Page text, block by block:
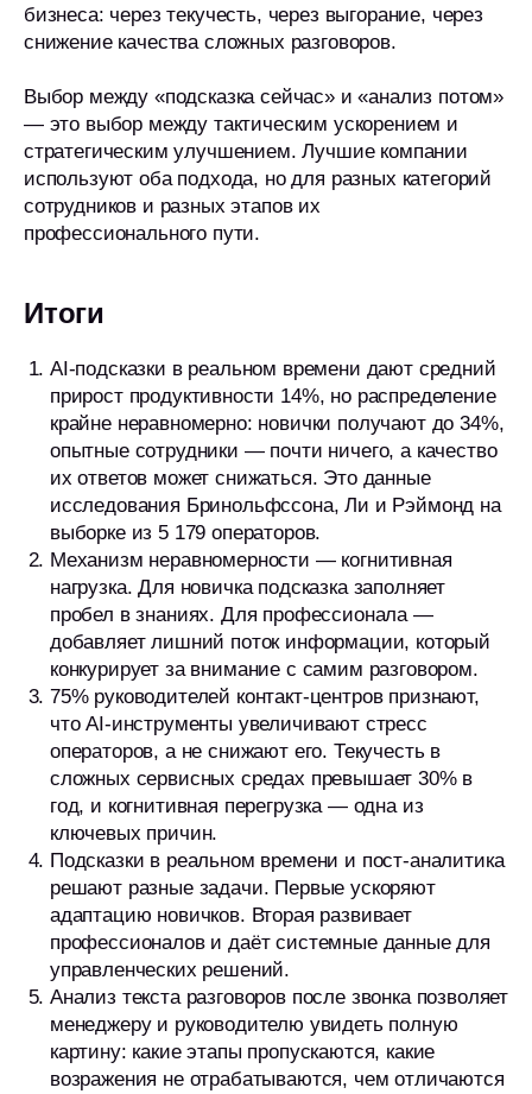
бизнеса: через текучесть, через выгорание, через
снижение качества сложных разговоров.
Выбор между «подсказка сейчас» и «анализ потом»
— это выбор между тактическим ускорением и
стратегическим улучшением. Лучшие компании
используют оба подхода, но для разных категорий
сотрудников и разных этапов их
профессионального пути.
Итоги
AI-подсказки в реальном времени дают средний
прирост продуктивности 14%, но распределение
крайне неравномерно: новички получают до 34%,
опытные сотрудники — почти ничего, а качество
их ответов может снижаться. Это данные
исследования Бринольфссона, Ли и Рэймонд на
выборке из 5 179 операторов.
Механизм неравномерности — когнитивная
нагрузка. Для новичка подсказка заполняет
пробел в знаниях. Для профессионала —
добавляет лишний поток информации, который
конкурирует за внимание с самим разговором.
75% руководителей контакт-центров признают,
что AI-инструменты увеличивают стресс
операторов, а не снижают его. Текучесть в
сложных сервисных средах превышает 30% в
год, и когнитивная перегрузка — одна из
ключевых причин.
Подсказки в реальном времени и пост-аналитика
решают разные задачи. Первые ускоряют
адаптацию новичков. Вторая развивает
профессионалов и даёт системные данные для
управленческих решений.
Анализ текста разговоров после звонка позволяет
менеджеру и руководителю увидеть полную
картину: какие этапы пропускаются, какие
возражения не отрабатываются, чем отличаются